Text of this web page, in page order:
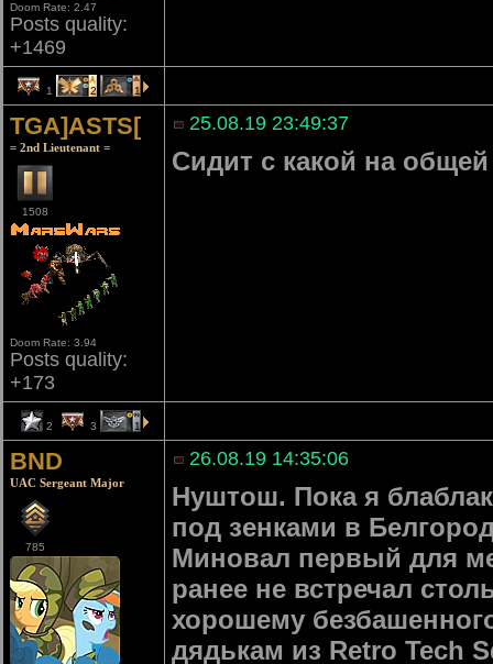
Doom Rate: 2.47
Posts quality:
+1469
1 2 1
TGA]ASTS[
= 2nd Lieutenant =
1508
Doom Rate: 3.94
Posts quality:
+173
25.08.19 23:49:37
Сидит с какой на общей
2 3 1
BND
UAC Sergeant Major
785
26.08.19 14:35:06
Нуштош. Пока я
под зенками в
Миновал первый для
ранее не встречал
хорошему
дядькам из Retro Tech